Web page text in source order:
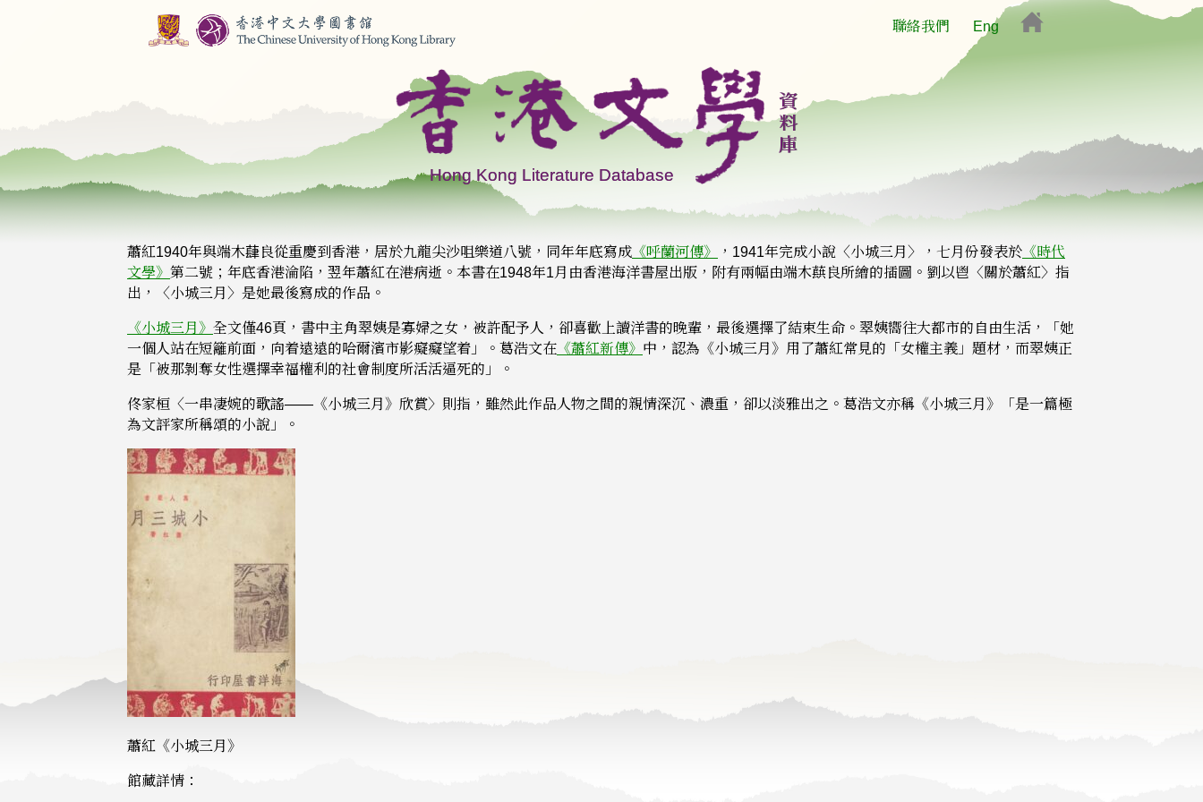
聯絡我們 Eng
蕭紅1940年與端木蕼良從重慶到香港，居於九龍尖沙咀樂道八號，同年年底寫成 《呼蘭河傳》 ，1941年完成小說〈小城三月〉，七月份發表於 《時代
文學》 第二號；年底香港淪陷，翌年蕭紅在港病逝。本書在1948年1月由香港海洋書屋出版，附有兩幅由端木蕻良所繪的插圖。劉以鬯〈關於蕭紅〉指
出，〈小城三月〉是她最後寫成的作品。
《小城三月》 全文僅46頁，書中主角翠姨是寡婦之女，被許配予人，卻喜歡上讀洋書的晚輩，最後選擇了結束生命。翠姨嚮往大都市的自由生活，「她
一個人站在短籬前面，向着遠遠的哈爾濱市影癡癡望着」。葛浩文在 《蕭紅新傳》 中，認為《小城三月》用了蕭紅常見的「女權主義」題材，而翠姨正
是「被那剝奪女性選擇幸福權利的社會制度所活活逼死的」。
佟家桓〈一串凄婉的歌謠——《小城三月》欣賞〉則指，雖然此作品人物之間的親情深沉、濃重，卻以淡雅出之。葛浩文亦稱《小城三月》「是一篇極
為文評家所稱頌的小說」。
蕭紅《小城三月》
館藏詳情：